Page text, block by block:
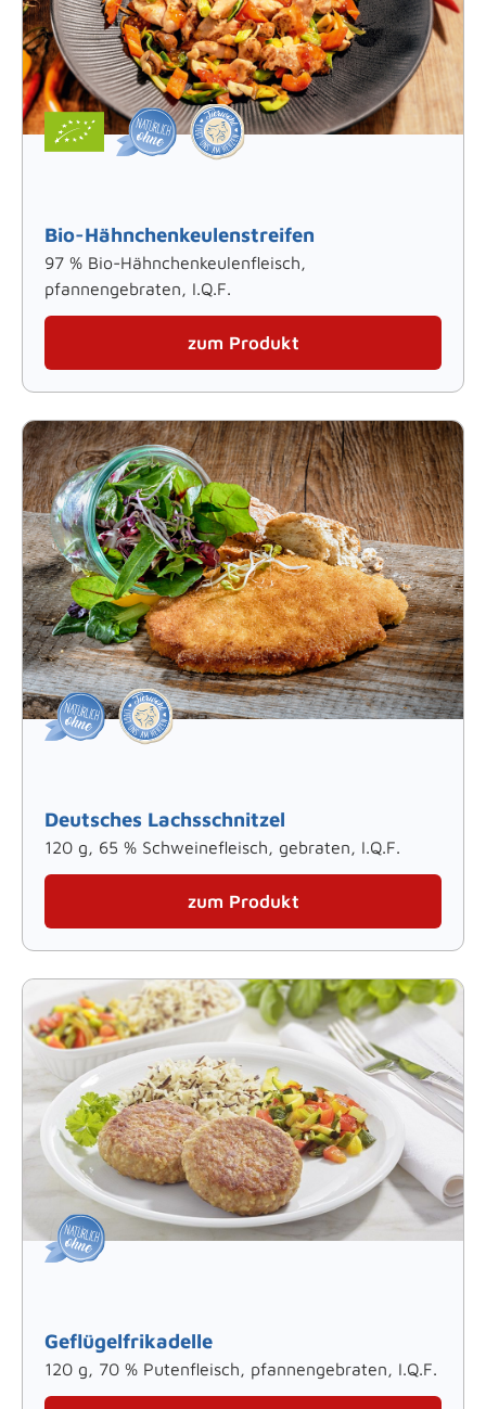
Bio-Hähnchenkeulenstreifen
97 % Bio-Hähnchenkeulenfleisch,
pfannengebraten, I.Q.F.
zum Produkt
Deutsches Lachsschnitzel
120 g, 65 % Schweinefleisch, gebraten, I.Q.F.
zum Produkt
Geflügelfrikadelle
120 g, 70 % Putenfleisch, pfannengebraten, I.Q.F.